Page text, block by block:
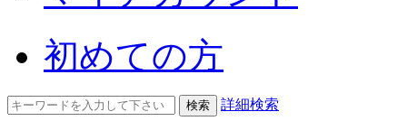
初めての方
詳細検索